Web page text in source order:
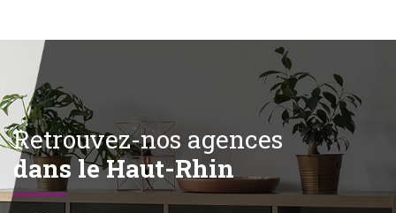
Retrouvez-nos agences
dans le Haut-Rhin